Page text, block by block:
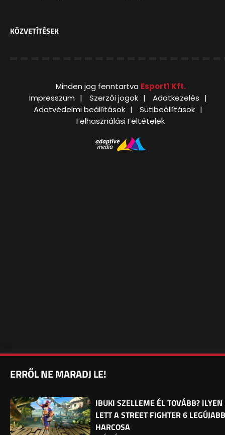
KÖZVETÍTÉSEK
Minden jog fenntartva Esport1 Kft.
Impresszum
Szerzői jogok
Adatkezelés
Adatvédelmi beállítások
Sütibeállítások
Felhasználási Feltételek
ERRŐL NE MARADJ LE!
IBUKI SZELLEME ÉL TOVÁBB? ILYEN
LETT A STREET FIGHTER 6 LEGÚJABB
HARCOSA